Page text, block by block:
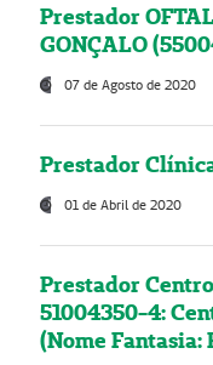
Prestador
GONÇALO
07 de Agosto de 2020
Prestador
01 de Abril de 2020
Prestador
51004350-4:
(Nome